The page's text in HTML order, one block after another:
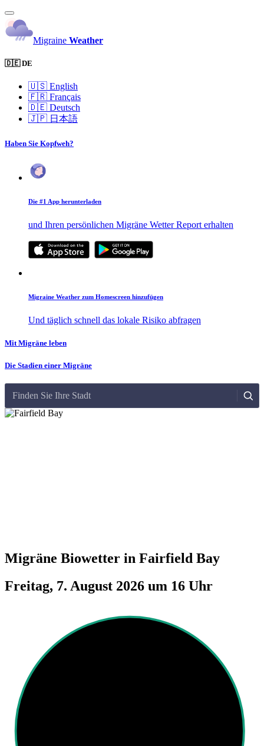
Migraine Weather
🇩🇪 DE
🇺🇸 English
🇫🇷 Français
🇩🇪 Deutsch
🇯🇵 日本語
Haben Sie Kopfweh?
Die #1 App herunterladen
und Ihren persönlichen Migräne Wetter Report erhalten
Migraine Weather zum Homescreen hinzufügen
Und täglich schnell das lokale Risiko abfragen
Mit Migräne leben
Die Stadien einer Migräne
Finden Sie Ihre Stadt
Migräne Biowetter in Fairfield Bay
Freitag, 7. August 2026 um 16 Uhr